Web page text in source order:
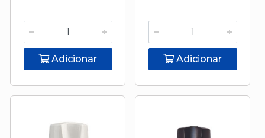
Adicionar Adicionar